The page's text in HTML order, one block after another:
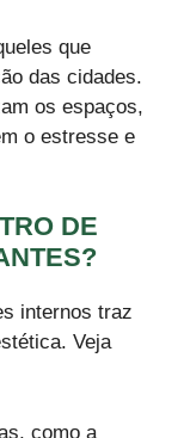
que
das cidades.
os espaços,
o estresse e
DE
internos traz
Veja
como a